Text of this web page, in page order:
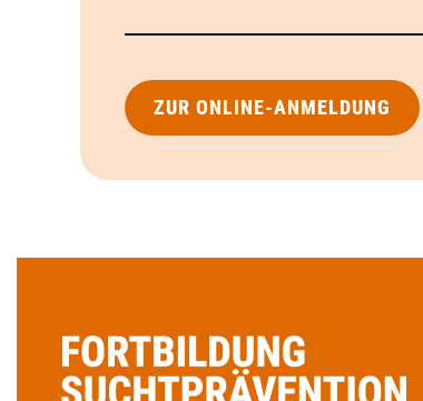
ZUR ONLINE-ANMELDUNG